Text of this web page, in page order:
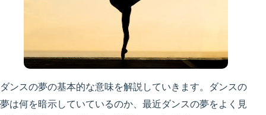
ダンスの夢の基本的な意味を解説していきます。ダンスの
夢は何を暗示していているのか、最近ダンスの夢をよく見